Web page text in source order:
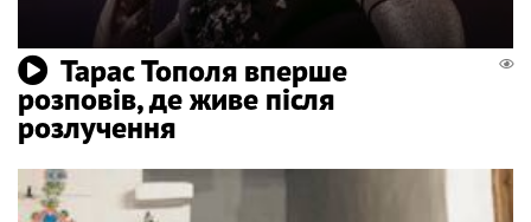
Тарас Тополя вперше
розповів, де живе після
розлучення